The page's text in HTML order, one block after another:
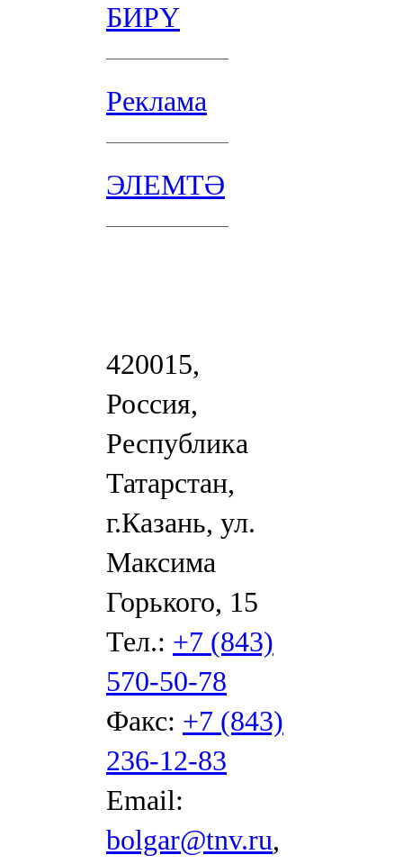
БИРҮ
Реклама
ЭЛЕМТӘ
420015,
Россия,
Республика
Татарстан,
г.Казань, ул.
Максима
Горького, 15
Тел.: +7 (843)
570-50-78
Факс: +7 (843)
236-12-83
Email:
bolgar@tnv.ru,